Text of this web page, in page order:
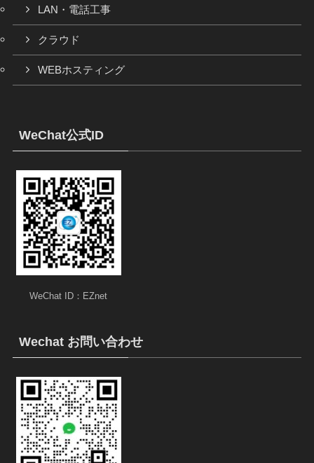
LAN・電話工事
クラウド
WEBホスティング
WeChat公式ID
WeChat ID：EZnet
Wechat お問い合わせ